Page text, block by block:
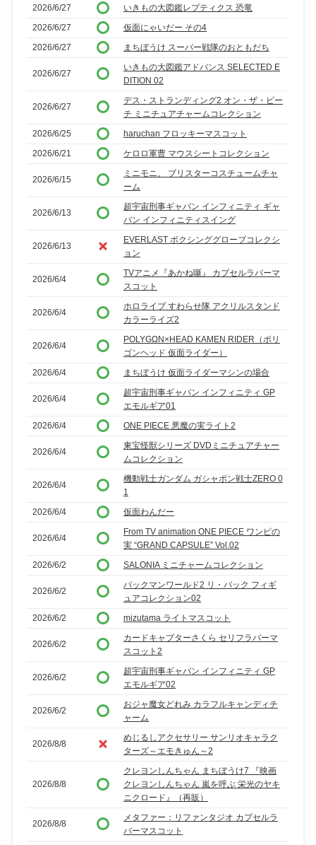
2026/6/27
いきもの大図鑑レプティクス 恐竜
2026/6/27
仮面にゃいだー その4
2026/6/27
まちぼうけ スーパー戦隊のおともだち
2026/6/27
いきもの大図鑑アドバンス SELECTED E
DITION 02
2026/6/27
デス・ストランディング2 オン・ザ・ビー
チ ミニチュアチャームコレクション
2026/6/25
haruchan フロッキーマスコット
2026/6/21
ケロロ軍曹 マウスシートコレクション
2026/6/15
ミニモニ。 ブリスターコスチュームチャ
ーム
2026/6/13
超宇宙刑事ギャバン インフィニティ ギャ
バン インフィニティスイング
2026/6/13
EVERLAST ボクシンググローブコレクシ
ョン
2026/6/4
TVアニメ『あかね噺』 カプセルラバーマ
スコット
2026/6/4
ホロライブ すわらせ隊 アクリルスタンド
カラーライズ2
2026/6/4
POLYGΩN×HEAD KAMEN RIDER（ポリ
ゴンヘッド 仮面ライダー）
2026/6/4
まちぼうけ 仮面ライダーマシンの場合
2026/6/4
超宇宙刑事ギャバン インフィニティ GP
エモルギア01
2026/6/4
ONE PIECE 悪魔の実ライト2
2026/6/4
東宝怪獣シリーズ DVDミニチュアチャー
ムコレクション
2026/6/4
機動戦士ガンダム ガシャポン戦士ZERO 0
1
2026/6/4
仮面わんだー
2026/6/4
From TV animation ONE PIECE ワンピの
実 “GRAND CAPSULE” Vol.02
2026/6/2
SALONIA ミニチャームコレクション
2026/6/2
パックマンワールド2 リ・パック フィギ
ュアコレクション02
2026/6/2
mizutama ライトマスコット
2026/6/2
カードキャプターさくら セリフラバーマ
スコット2
2026/6/2
超宇宙刑事ギャバン インフィニティ GP
エモルギア02
2026/6/2
おジャ魔女どれみ カラフルキャンディチ
ャーム
2026/8/8
めじるしアクセサリー サンリオキャラク
ターズ～エモきゅん～2
2026/8/8
クレヨンしんちゃん まちぼうけ7 『映画
クレヨンしんちゃん 嵐を呼ぶ 栄光のヤキ
ニクロード』（再販）
2026/8/8
メタファー：リファンタジオ カプセルラ
バーマスコット